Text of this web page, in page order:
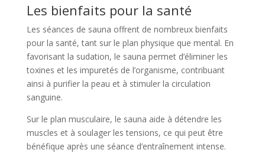
Les bienfaits pour la santé
Les séances de sauna offrent de nombreux bienfaits
pour la santé, tant sur le plan physique que mental. En
favorisant la sudation, le sauna permet d’éliminer les
toxines et les impuretés de l’organisme, contribuant
ainsi à purifier la peau et à stimuler la circulation
sanguine.
Sur le plan musculaire, le sauna aide à détendre les
muscles et à soulager les tensions, ce qui peut être
bénéfique après une séance d’entraînement intense.